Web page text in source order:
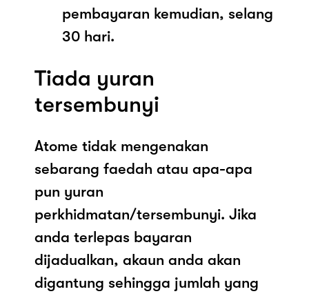
pembayaran kemudian, selang
30 hari.
Tiada yuran
tersembunyi
Atome tidak mengenakan
sebarang faedah atau apa-apa
pun yuran
perkhidmatan/tersembunyi. Jika
anda terlepas bayaran
dijadualkan, akaun anda akan
digantung sehingga jumlah yang